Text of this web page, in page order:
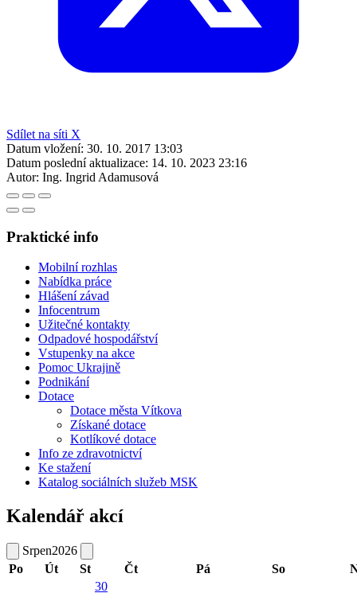
Sdílet na síti X
Datum vložení: 30. 10. 2017 13:03
Datum poslední aktualizace: 14. 10. 2023 23:16
Autor: Ing. Ingrid Adamusová
Praktické info
Mobilní rozhlas
Nabídka práce
Hlášení závad
Infocentrum
Užitečné kontakty
Odpadové hospodářství
Vstupenky na akce
Pomoc Ukrajině
Podnikání
Dotace
Dotace města Vítkova
Získané dotace
Kotlíkové dotace
Info ze zdravotnictví
Ke stažení
Katalog sociálních služeb MSK
Kalendář akcí
Srpen2026
Po
Út St Čt Pá So
30